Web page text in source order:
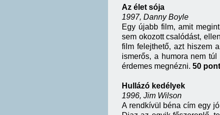
Az élet sója
1997, Danny Boyle
Egy újabb film, amit
sem okozott csalódást,
film felejthető, azt hiszem
ismerős, a humora nem
érdemes megnézni. 50 pont
Hullázó kedélyek
1996, Jim Wilson
A rendkívül béna cím egy